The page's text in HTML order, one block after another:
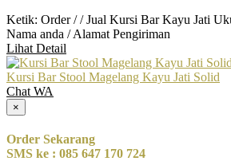
Ketik: Order / / Jual Kursi Bar Kayu Jati
Nama anda / Alamat Pengiriman
Lihat Detail
Kursi Bar Stool Magelang Kayu Jati Solid
Chat WA
×
Order Sekarang
SMS ke : 085 647 170 724